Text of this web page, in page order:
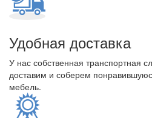
Удобная доставка
У нас собственная транспортная
доставим и соберем
мебель.